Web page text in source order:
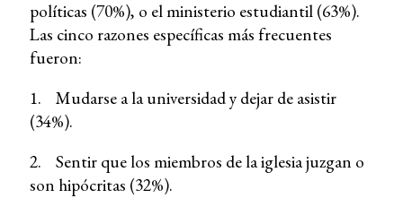
políticas (70%), o el ministerio estudiantil (63%).
Las cinco razones específicas más frecuentes
fueron:
1. Mudarse a la universidad y dejar de asistir
(34%).
2. Sentir que los miembros de la iglesia juzgan o
son hipócritas (32%).